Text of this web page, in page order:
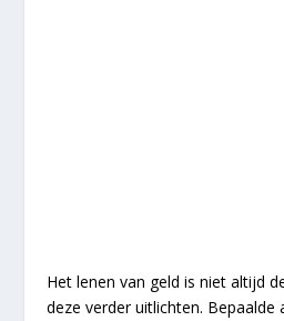
Het lenen van geld is niet altijd
deze verder uitlichten. Bepaalde